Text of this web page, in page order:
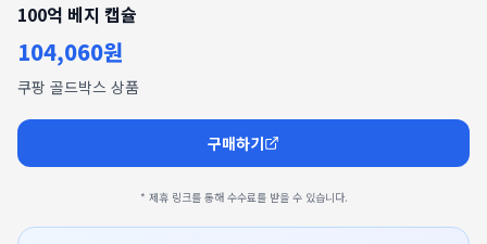
100억 베지 캡슐
104,060원
쿠팡 골드박스 상품
구매하기
* 제휴 링크를 통해 수수료를 받을 수 있습니다.